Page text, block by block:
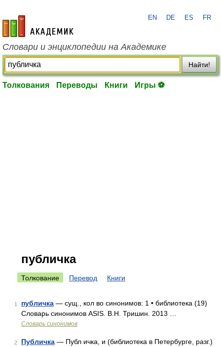
academic.ru
EN DE ES FR
Словари и энциклопедии на Академике
Найти!
Толкования Переводы Книги Игры ⚽
публичка
Толкование Перевод Книги
1 публичка — сущ., кол во синонимов: 1 • библиотека (19)
Словарь синонимов ASIS. В.Н. Тришин. 2013 …
Словарь синонимов
2 Публичка — Публ ичка, и (библиотека в Петербурге, разг.)